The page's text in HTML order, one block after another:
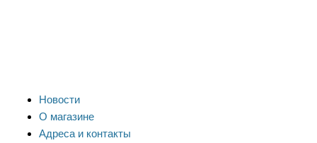
Новости
О магазине
Адреса и контакты